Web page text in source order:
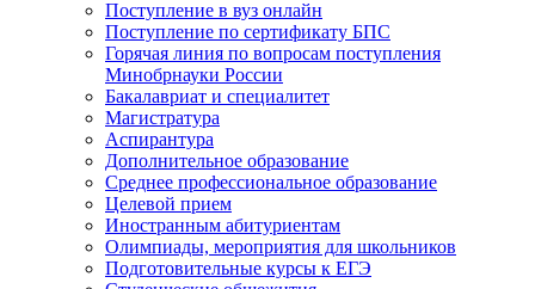
Поступление в вуз онлайн
Поступление по сертификату БПС
Горячая линия по вопросам поступления
Минобрнауки России
Бакалавриат и специалитет
Магистратура
Аспирантура
Дополнительное образование
Среднее профессиональное образование
Целевой прием
Иностранным абитуриентам
Олимпиады, мероприятия для школьников
Подготовительные курсы к ЕГЭ